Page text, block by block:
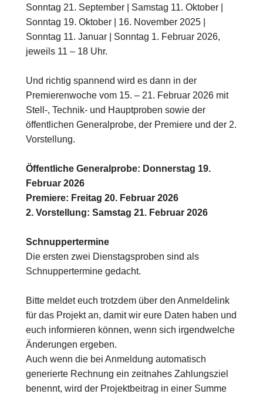
Sonntag 21. September | Samstag 11. Oktober |
Sonntag 19. Oktober | 16. November 2025 |
Sonntag 11. Januar | Sonntag 1. Februar 2026,
jeweils 11 – 18 Uhr.
Und richtig spannend wird es dann in der
Premierenwoche vom 15. – 21. Februar 2026 mit
Stell-, Technik- und Hauptproben sowie der
öffentlichen Generalprobe, der Premiere und der 2.
Vorstellung.
Öffentliche Generalprobe: Donnerstag 19.
Februar 2026
Premiere: Freitag 20. Februar 2026
2. Vorstellung: Samstag 21. Februar 2026
Schnuppertermine
Die ersten zwei Dienstagsproben sind als
Schnuppertermine gedacht.
Bitte meldet euch trotzdem über den Anmeldelink
für das Projekt an, damit wir eure Daten haben und
euch informieren können, wenn sich irgendwelche
Änderungen ergeben.
Auch wenn die bei Anmeldung automatisch
generierte Rechnung ein zeitnahes Zahlungsziel
benennt, wird der Projektbeitrag in einer Summe